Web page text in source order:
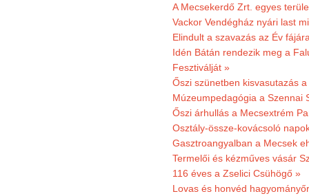
A Mecsekerdő Zrt. egyes
Vackor Vendégház nyári last
Elindult a szavazás az Év
Idén Bátán rendezik meg a
Fesztiválját »
Őszi szünetben kisvasutazás
Múzeumpedagógia a Szennai
Őszi árhullás a Mecsextrém
Osztály-össze-kovácsoló
Gasztroangyalban a Mecsek
Termelői és kézműves vásár
116 éves a Zselici Csühögő »
Lovas és honvéd